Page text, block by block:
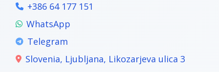
+386 64 177 151
WhatsApp
Telegram
Slovenia, Ljubljana, Likozarjeva ulica 3